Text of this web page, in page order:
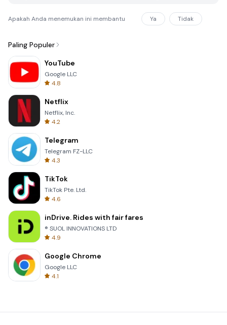
Apakah Anda menemukan ini membantu Ya Tidak
Paling Populer
YouTube
Google LLC
4.8
Netflix
Netflix, Inc.
4.2
Telegram
Telegram FZ-LLC
4.3
TikTok
TikTok Pte. Ltd.
4.6
inDrive. Rides with fair fares
® SUOL INNOVATIONS LTD
4.9
Google Chrome
Google LLC
4.1